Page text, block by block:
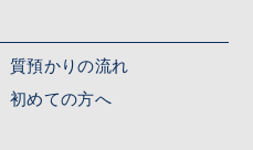
質預かりの流れ
初めての方へ